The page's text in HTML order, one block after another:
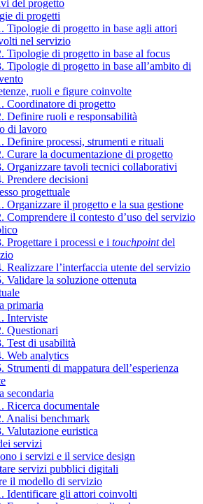
del progetto
di progetti
Tipologie di progetto in base agli attori
nel servizio
Tipologie di progetto in base al focus
Tipologie di progetto in base all’ambito di
ruoli e figure coinvolte
Coordinatore di progetto
Definire ruoli e responsabilità
di lavoro
Definire processi, strumenti e rituali
Curare la documentazione di progetto
Organizzare tavoli tecnici collaborativi
Prendere decisioni
progettuale
Organizzare il progetto e la sua gestione
Comprendere il contesto d’uso del servizio
Progettare i processi e i touchpointdel
Realizzare l’interfaccia utente del servizio
Validare la soluzione ottenuta
primaria
Interviste
Questionari
Test di usabilità
Web analytics
Strumenti di mappatura dell’esperienza
secondaria
Ricerca documentale
Analisi benchmark
Valutazione euristica
servizi
i servizi e il service design
servizi pubblici digitali
il modello di servizio
Identificare gli attori coinvolti